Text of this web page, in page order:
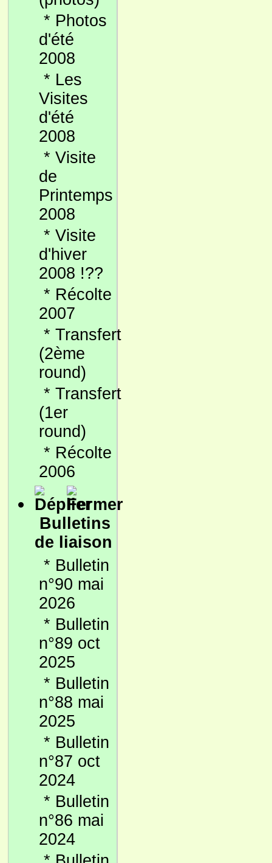
* Photos
d'été
2008
* Les
Visites
d'été
2008
* Visite
de
Printemps
2008
* Visite
d'hiver
2008 !??
* Récolte
2007
* Transfert
(2ème
round)
* Transfert
(1er
round)
* Récolte
2006
Bulletins
de liaison
* Bulletin
n°90 mai
2026
* Bulletin
n°89 oct
2025
* Bulletin
n°88 mai
2025
* Bulletin
n°87 oct
2024
* Bulletin
n°86 mai
2024